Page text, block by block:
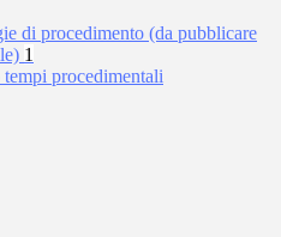
di procedimento (da pubblicare
1
procedimentali